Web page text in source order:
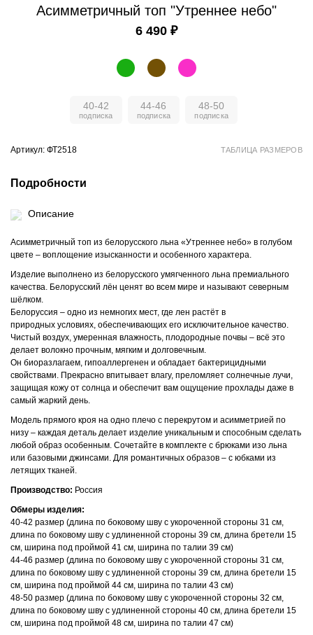
Асимметричный топ "Утреннее небо"
6 490 ₽
40-42 44-46 48-50
Артикул: ФТ2518 ТАБЛИЦА РАЗМЕРОВ
Подробности
Описание
Асимметричный топ из белорусского льна «Утреннее небо» в голубом
цвете – воплощение изысканности и особенного характера.
Изделие выполнено из белорусского умягченного льна премиального
качества. Белорусский лён ценят во всем мире и называют северным
шёлком.
Белоруссия – одно из немногих мест, где лен растёт в
природных условиях, обеспечивающих его исключительное качество.
Чистый воздух, умеренная влажность, плодородные почвы – всё это
делает волокно прочным, мягким и долговечным.
Он биоразлагаем, гипоаллергенен и обладает бактерицидными
свойствами. Прекрасно впитывает влагу, преломляет солнечные лучи,
защищая кожу от солнца и обеспечит вам ощущение прохлады даже в
самый жаркий день.
Модель прямого кроя на одно плечо с перекрутом и асимметрией по
низу – каждая деталь делает изделие уникальным и способным сделать
любой образ особенным. Сочетайте в комплекте с брюками изо льна
или базовыми джинсами. Для романтичных образов – с юбками из
летящих тканей.
Производство: Россия
Обмеры изделия:
40-42 размер (длина по боковому шву с укороченной стороны 31 см,
длина по боковому шву с удлиненной стороны 39 см, длина бретели 15
см, ширина под проймой 41 см, ширина по талии 39 см)
44-46 размер (длина по боковому шву с укороченной стороны 31 см,
длина по боковому шву с удлиненной стороны 39 см, длина бретели 15
см, ширина под проймой 44 см, ширина по талии 43 см)
48-50 размер (длина по боковому шву с укороченной стороны 32 см,
длина по боковому шву с удлиненной стороны 40 см, длина бретели 15
см, ширина под проймой 48 см, ширина по талии 47 см)